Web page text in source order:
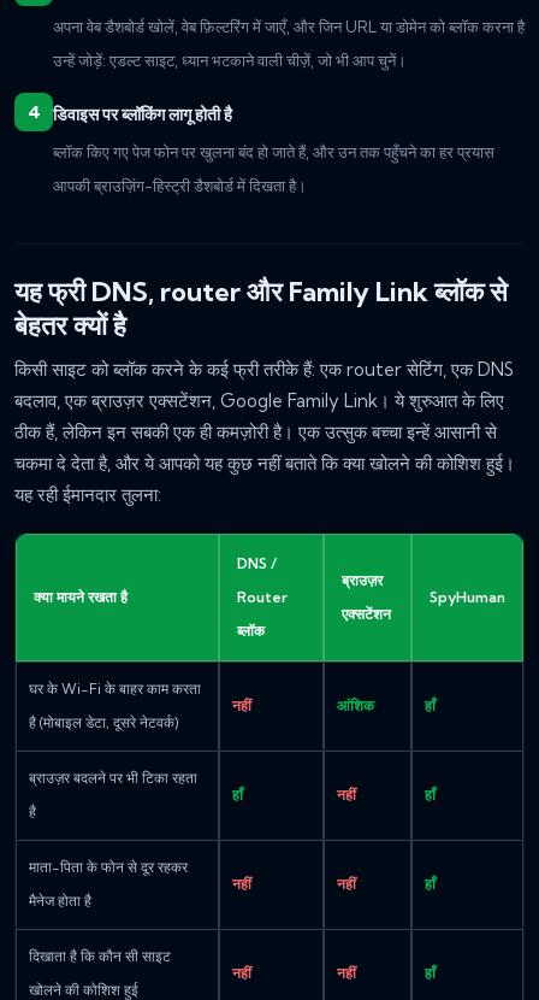
अपना वेब डैशबोर्ड खोलें, वेब फ़िल्टरिंग में जाएँ, और जिन URL या डोमेन को ब्लॉक करना है
उन्हें जोड़ें: एडल्ट साइट, ध्यान भटकाने वाली चीज़ें, जो भी आप चुनें।
डिवाइस पर ब्लॉकिंग लागू होती है
ब्लॉक किए गए पेज फोन पर खुलना बंद हो जाते हैं, और उन तक पहुँचने का हर प्रयास
आपकी ब्राउज़िंग-हिस्ट्री डैशबोर्ड में दिखता है।
यह फ्री DNS, router और Family Link ब्लॉक से
बेहतर क्यों है
किसी साइट को ब्लॉक करने के कई फ्री तरीके हैं: एक router सेटिंग, एक DNS
बदलाव, एक ब्राउज़र एक्सटेंशन, Google Family Link। ये शुरुआत के लिए
ठीक हैं, लेकिन इन सबकी एक ही कमज़ोरी है। एक उत्सुक बच्चा इन्हें आसानी से
चकमा दे देता है, और ये आपको यह कुछ नहीं बताते कि क्या खोलने की कोशिश हुई।
यह रही ईमानदार तुलना:
क्या मायने रखता है
DNS /
Router
ब्लॉक
ब्राउज़र
एक्सटेंशन
SpyHuman
घर के Wi-Fi के बाहर काम करता
है (मोबाइल डेटा, दूसरे नेटवर्क)
नहीं आंशिक हाँ
ब्राउज़र बदलने पर भी टिका रहता
है
हाँ नहीं हाँ
माता-पिता के फोन से दूर रहकर
मैनेज होता है
नहीं नहीं हाँ
दिखाता है कि कौन सी साइट
खोलने की कोशिश हुई
नहीं नहीं हाँ